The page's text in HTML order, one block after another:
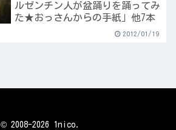
ルゼンチン人が盆踊りを踊ってみ
た★おっさんからの手紙」他7本
2012/01/19
© 2008-2026 1nico.